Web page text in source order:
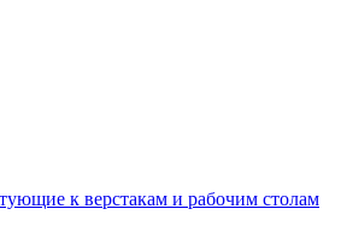
к верстакам и рабочим столам